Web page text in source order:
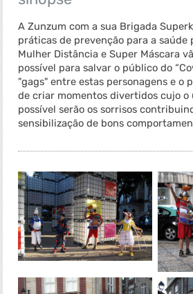
A Zunzum com a sua Brigada
práticas de prevenção para a saúde
Mulher Distância e Super Máscara
possível para salvar o público do
"gags" entre estas personagens e o
de criar momentos divertidos cujo o
possível serão os sorrisos
sensibilização de bons